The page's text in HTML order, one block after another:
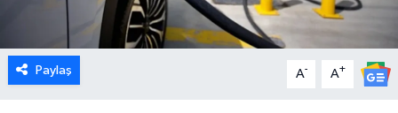
Paylaş A- A+
Gediz
Genel